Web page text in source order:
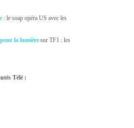
: le soap opéra US avec les
la lumière sur TF1 : les
Télé :